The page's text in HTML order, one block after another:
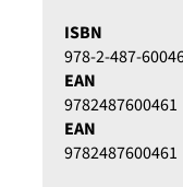
ISBN
978-2-487-
EAN
9782487600461
EAN
9782487600461